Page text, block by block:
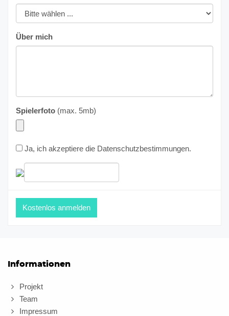
Über mich
Spielerfoto (max. 5mb)
Ja, ich akzeptiere die Datenschutzbestimmungen.
Informationen
Projekt
Team
Impressum